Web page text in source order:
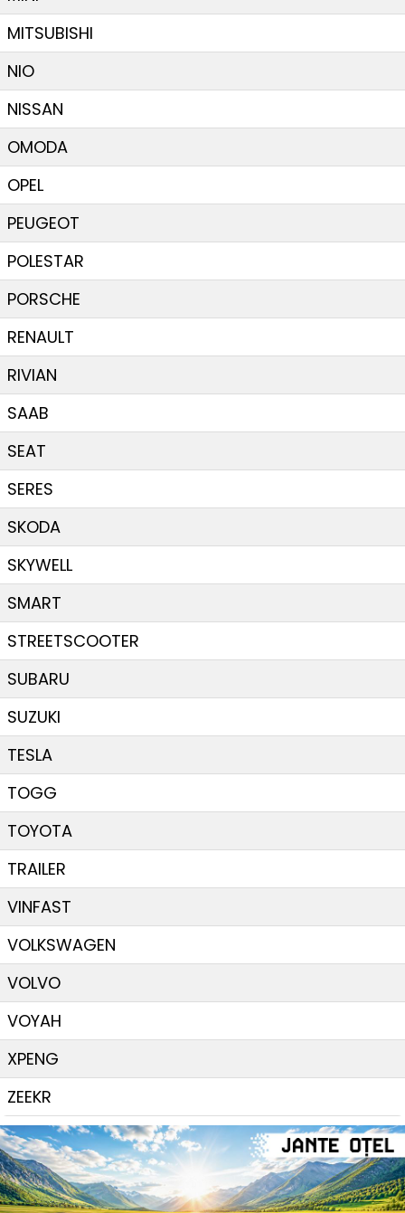
MITSUBISHI
NIO
NISSAN
OMODA
OPEL
PEUGEOT
POLESTAR
PORSCHE
RENAULT
RIVIAN
SAAB
SEAT
SERES
SKODA
SKYWELL
SMART
STREETSCOOTER
SUBARU
SUZUKI
TESLA
TOGG
TOYOTA
TRAILER
VINFAST
VOLKSWAGEN
VOLVO
VOYAH
XPENG
ZEEKR